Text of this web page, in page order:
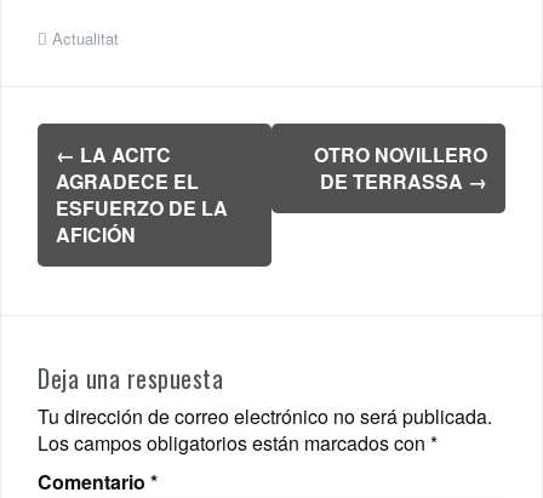
Actualitat
Navegación
de
entradas
← LA ACITC
AGRADECE EL
ESFUERZO DE LA
AFICIÓN
OTRO NOVILLERO
DE TERRASSA →
Deja una respuesta
Tu dirección de correo electrónico no será publicada.
Los campos obligatorios están marcados con *
Comentario *